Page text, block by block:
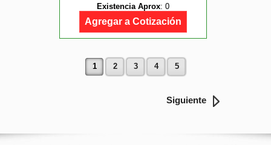
Existencia Aprox: 0
Agregar a Cotización
1 2 3 4 5
Siguiente